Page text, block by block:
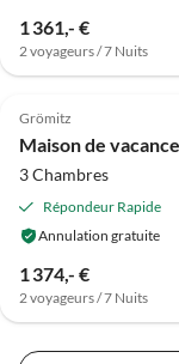
1 361,- €
2 voyageurs / 7 Nuits
4.0 (4)
Grömitz
3 Chambres
Répondeur Rapide
Annulation gratuite
1 374,- €
2 voyageurs / 7 Nuits